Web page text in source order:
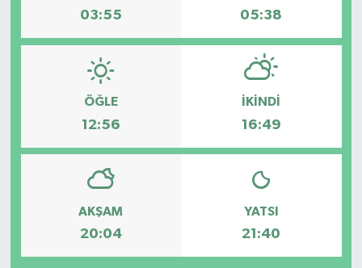
03:55 05:38
ÖĞLE
12:56
İKINDI
16:49
AKŞAM
20:04
YATSI
21:40